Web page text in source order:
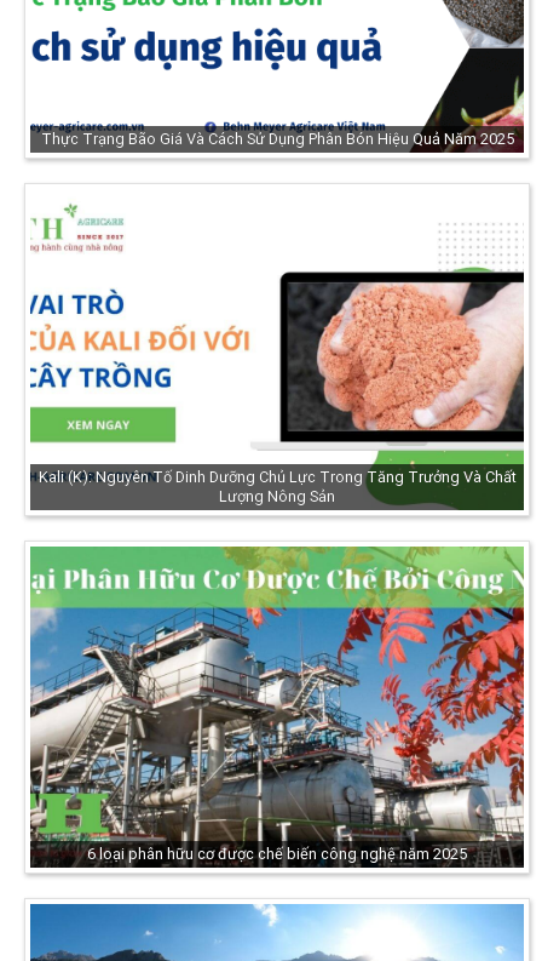
Thực Trạng Bão Giá Và Cách Sử Dụng Phân Bón Hiệu Quả Năm 2025
Kali (K): Nguyên Tố Dinh Dưỡng Chủ Lực Trong Tăng Trưởng Và Chất
Lượng Nông Sản
6 loại phân hữu cơ được chế biến công nghệ năm 2025